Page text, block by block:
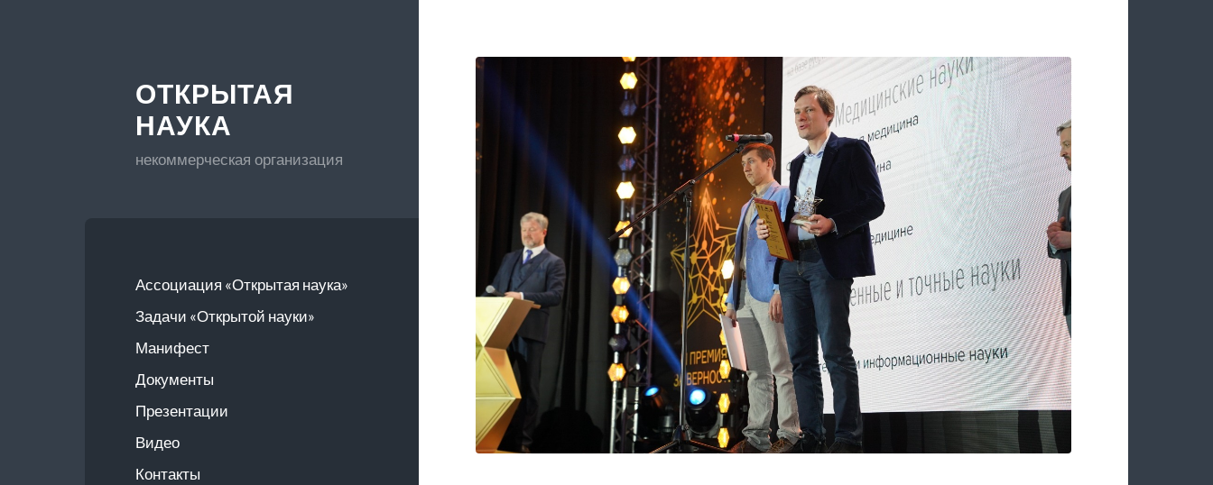
ОТКРЫТАЯ
НАУКА
некоммерческая организация
Ассоциация «Открытая наука»
Задачи «Открытой науки»
Манифест
Документы
Презентации
Видео
Контакты